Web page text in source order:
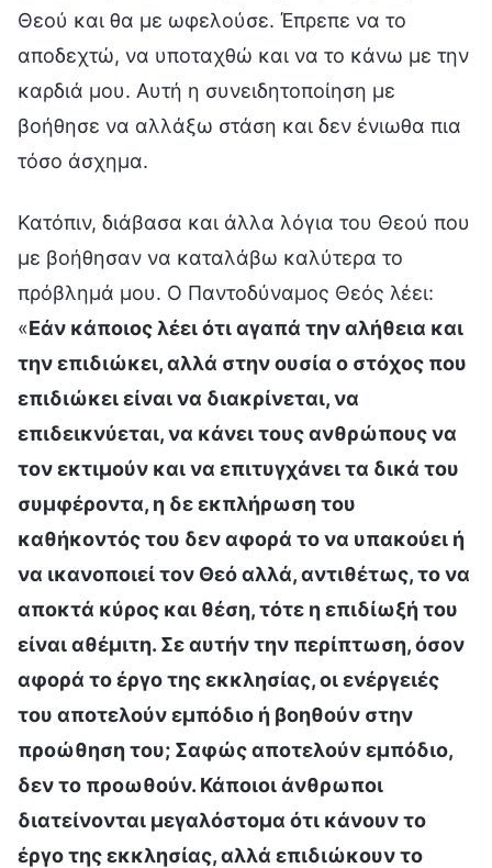
Θεού και θα με ωφελούσε. Έπρεπε να το
αποδεχτώ, να υποταχθώ και να το κάνω με την
καρδιά μου. Αυτή η συνειδητοποίηση με
βοήθησε να αλλάξω στάση και δεν ένιωθα πια
τόσο άσχημα.
Κατόπιν, διάβασα και άλλα λόγια του Θεού που
με βοήθησαν να καταλάβω καλύτερα το
πρόβλημά μου. Ο Παντοδύναμος Θεός λέει:
«Εάν κάποιος λέει ότι αγαπά την αλήθεια και
την επιδιώκει, αλλά στην ουσία ο στόχος που
επιδιώκει είναι να διακρίνεται, να
επιδεικνύεται, να κάνει τους ανθρώπους να
τον εκτιμούν και να επιτυγχάνει τα δικά του
συμφέροντα, η δε εκπλήρωση του
καθήκοντός του δεν αφορά το να υπακούει ή
να ικανοποιεί τον Θεό αλλά, αντιθέτως, το να
αποκτά κύρος και θέση, τότε η επιδίωξή του
είναι αθέμιτη. Σε αυτήν την περίπτωση, όσον
αφορά το έργο της εκκλησίας, οι ενέργειές
του αποτελούν εμπόδιο ή βοηθούν στην
προώθηση του; Σαφώς αποτελούν εμπόδιο,
δεν το προωθούν. Κάποιοι άνθρωποι
διατείνονται μεγαλόστομα ότι κάνουν το
έργο της εκκλησίας, αλλά επιδιώκουν το